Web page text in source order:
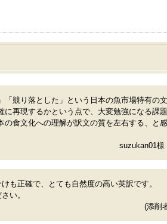
「競り落とした」という日本の魚市場特有の
に再現するかという点で、大変勉強になる課
の食文化への理解が訳文の質を左右する、と
suzukan01
も正確で、とても自然度の高い英訳です。
い。
(添削